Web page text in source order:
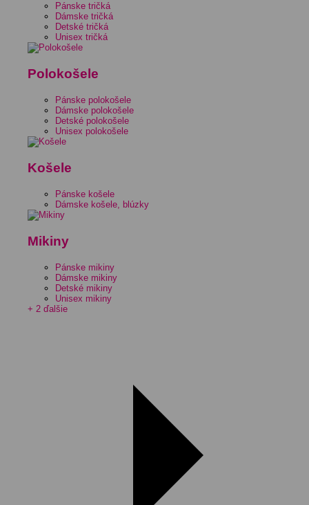
Pánske tričká
Dámske tričká
Detské tričká
Unisex tričká
Polokošele
Pánske polokošele
Dámske polokošele
Detské polokošele
Unisex polokošele
Košele
Pánske košele
Dámske košele, blúzky
Mikiny
Pánske mikiny
Dámske mikiny
Detské mikiny
Unisex mikiny
+ 2 ďalšie